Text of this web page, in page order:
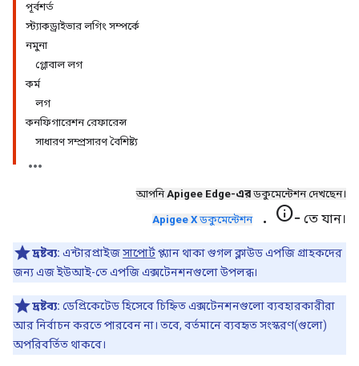
পূর্বশর্ত
স্ট্যাকড্রাইভার লগিং সম্পর্কে
নমুনা
গ্লোবাল লগ
কর্ম
লগ
কনফিগারেশন রেফারেন্স
সাধারণ সম্প্রসারণ বৈশিষ্ট্য
আপনিApigee Edge-এর ডকুমেন্টেশন দেখছেন।
Apigee X ডকুমেন্টেশন .info- তে যান।
দ্রষ্টব্য: এন্টারপ্রাইজসাপোর্টপ্ল্যান থাকা গুগল ক্লাউড এপজি গ্রাহকদের
জন্য এজ ইউআই-তে এপজি এক্সটেনশনগুলো উপলব্ধ।
দ্রষ্টব্য: ডেপ্রিকেটেড হিসেবে চিহ্নিত এক্সটেনশনগুলো ব্যবহারকারীরা
আর নির্বাচন করতে পারবেন না। তবে, বর্তমানে ব্যবহৃত সংস্করণ(গুলো)
অপরিবর্তিত থাকবে।